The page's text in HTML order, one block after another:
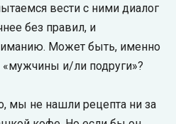
вести с ними диалог
без правил, и
Может быть, именно
и/ли подруги»?
мы не нашли рецепта ни за